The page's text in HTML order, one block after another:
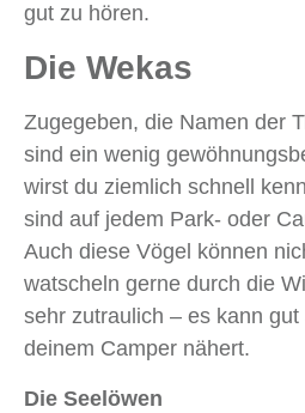
gut zu hören.
Die Wekas
Zugegeben, die Namen der
sind ein wenig
wirst du ziemlich schnell
sind auf jedem Park- oder
Auch diese Vögel können
watscheln gerne durch die
sehr zutraulich – es kann
deinem Camper nähert.
Die Seelöwen